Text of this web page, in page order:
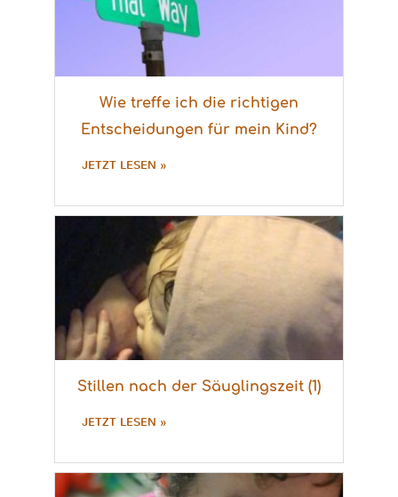
Wie treffe ich die richtigen
Entscheidungen für mein Kind?
JETZT LESEN »
Stillen nach der Säuglingszeit (1)
JETZT LESEN »